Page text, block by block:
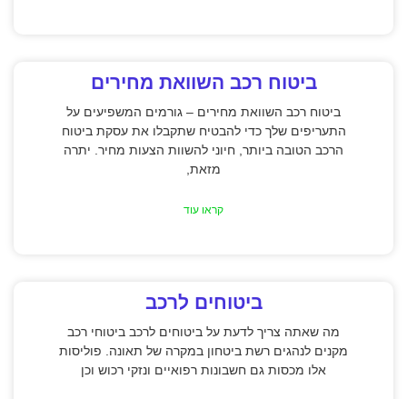
ביטוח רכב השוואת מחירים
ביטוח רכב השוואת מחירים – גורמים המשפיעים על
התעריפים שלך כדי להבטיח שתקבלו את עסקת ביטוח
הרכב הטובה ביותר, חיוני להשוות הצעות מחיר. יתרה
מזאת,
קראו עוד
ביטוחים לרכב
מה שאתה צריך לדעת על ביטוחים לרכב ביטוחי רכב
מקנים לנהגים רשת ביטחון במקרה של תאונה. פוליסות
אלו מכסות גם חשבונות רפואיים ונזקי רכוש וכן